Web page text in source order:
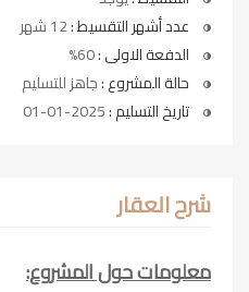
عدد أشهر التقسيط :12 شهر
الدفعة الاولى :60%
حالة المشروع :جاهز للتسليم
تاريخ التسليم :2025-01-01
شرح العقار
معلومات حول المشروع: